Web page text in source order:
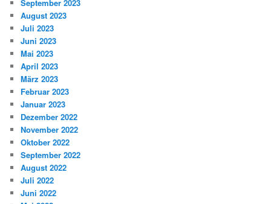
September 2023
August 2023
Juli 2023
Juni 2023
Mai 2023
April 2023
März 2023
Februar 2023
Januar 2023
Dezember 2022
November 2022
Oktober 2022
September 2022
August 2022
Juli 2022
Juni 2022